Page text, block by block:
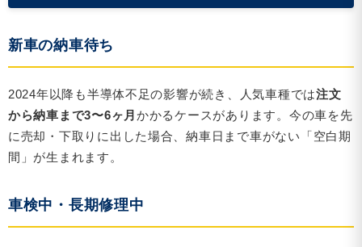
新車の納車待ち
2024年以降も半導体不足の影響が続き、人気車種では注文
から納車まで3〜6ヶ月かかるケースがあります。今の車を先
に売却・下取りに出した場合、納車日まで車がない「空白期
間」が生まれます。
車検中・長期修理中